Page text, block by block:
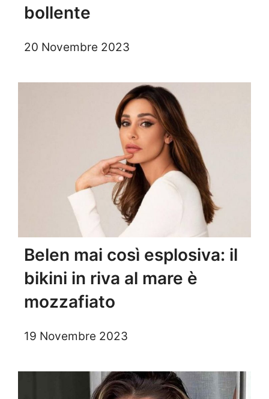
bollente
20 Novembre 2023
Belen mai così esplosiva: il
bikini in riva al mare è
mozzafiato
19 Novembre 2023